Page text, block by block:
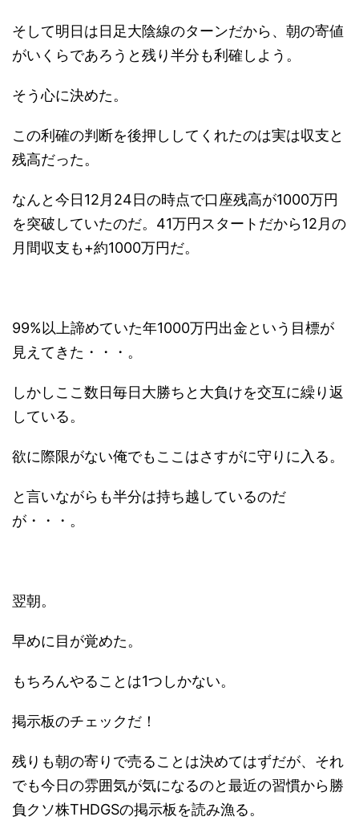
そして明日は日足大陰線のターンだから、朝の寄値
がいくらであろうと残り半分も利確しよう。
そう心に決めた。
この利確の判断を後押ししてくれたのは実は収支と
残高だった。
なんと今日12月24日の時点で口座残高が1000万円
を突破していたのだ。41万円スタートだから12月の
月間収支も+約1000万円だ。
99%以上諦めていた年1000万円出金という目標が
見えてきた・・・。
しかしここ数日毎日大勝ちと大負けを交互に繰り返
している。
欲に際限がない俺でもここはさすがに守りに入る。
と言いながらも半分は持ち越しているのだ
が・・・。
翌朝。
早めに目が覚めた。
もちろんやることは1つしかない。
掲示板のチェックだ！
残りも朝の寄りで売ることは決めてはずだが、それ
でも今日の雰囲気が気になるのと最近の習慣から勝
負クソ株THDGSの掲示板を読み漁る。